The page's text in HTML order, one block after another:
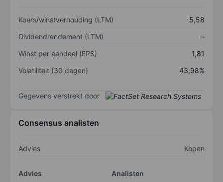
Koers/winstverhouding (LTM)
5,58
Dividendrendement (LTM)
-
Winst per aandeel (EPS)
1,81
Volatiliteit (30 dagen)
43,98%
Gegevens verstrekt door
Consensus analisten
Advies Kopen
Advies
Analisten